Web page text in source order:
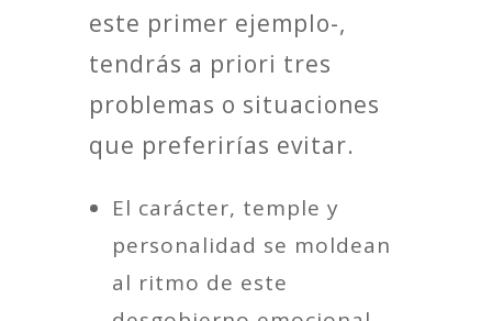
este primer ejemplo-,
tendrás a priori tres
problemas o situaciones
que preferirías evitar.
El carácter, temple y
personalidad se moldean
al ritmo de este